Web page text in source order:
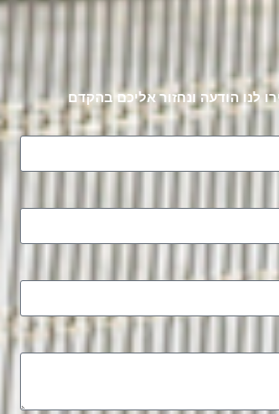
לנו הודעה ונחזור אליכם בהקדם